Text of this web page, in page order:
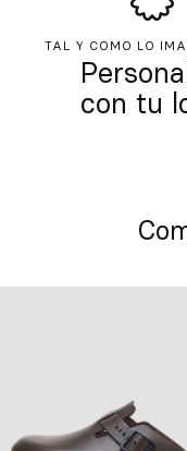
TAL Y COMO LO
con tu